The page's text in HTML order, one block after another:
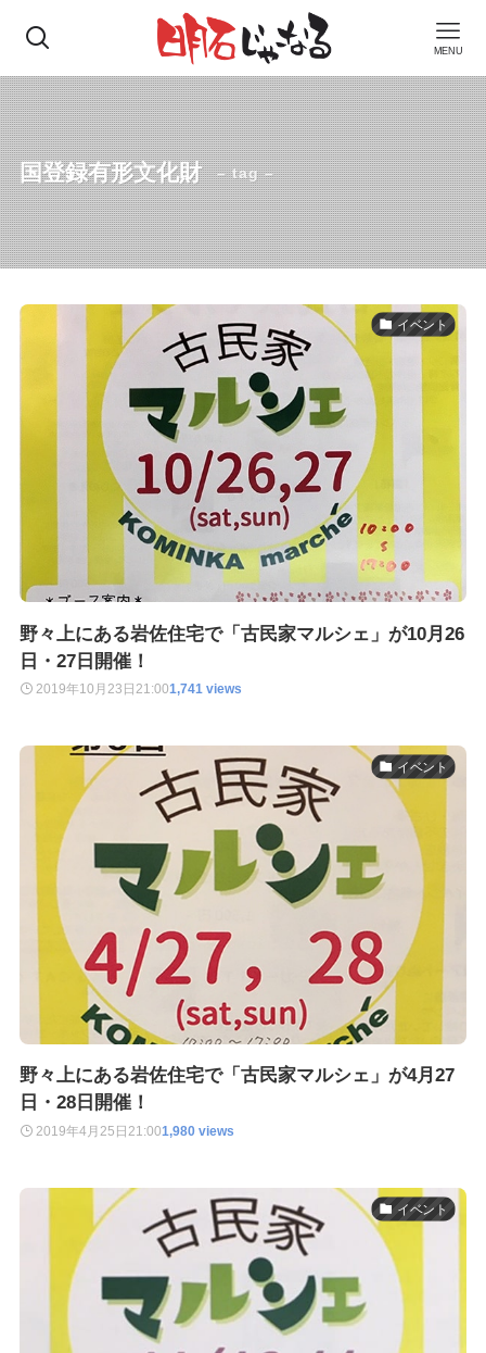
MENU
国登録有形文化財 – tag –
イベント
野々上にある岩佐住宅で「古民家マルシェ」が10月26
日・27日開催！
2019年10月23日 21:001,741 views
イベント
野々上にある岩佐住宅で「古民家マルシェ」が4月27
日・28日開催！
2019年4月25日 21:001,980 views
イベント